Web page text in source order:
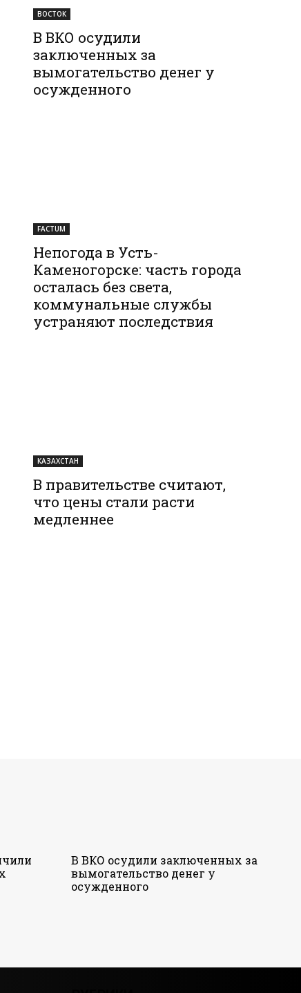
ВОСТОК
В ВКО осудили
заключенных за
вымогательство денег у
осужденного
FACTUM
Непогода в Усть-
Каменогорске: часть города
осталась без света,
коммунальные службы
устраняют последствия
КАЗАХСТАН
В правительстве считают,
что цены стали расти
медленнее
В ВКО осудили заключенных за
вымогательство денег у
осужденного